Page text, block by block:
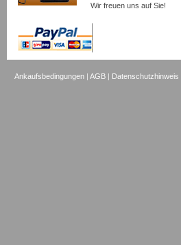
Wir freuen uns auf Sie!
Ankaufsbedingungen |AGB | Datenschutzhinweis